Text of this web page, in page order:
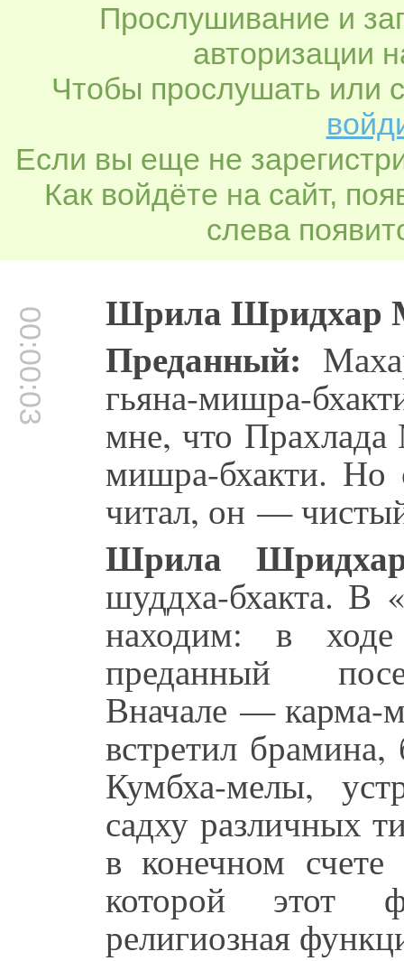
Прослушивание и
авторизации
Чтобы прослушать или
Если вы еще не
Как войдёте на сайт,
слева
00:00:03
Шрила Шридхар
Преданный:
гьяна-мишра-
мне, что
мишра-бхакти. Но
читал, он —
Шрила
шуддха-бхакта. В
находим: в ходе
преданный
Вначале — карма-
встретил брамина,
Кумбха-мелы,
садху различных
в конечном счете
которой этот
религиозная